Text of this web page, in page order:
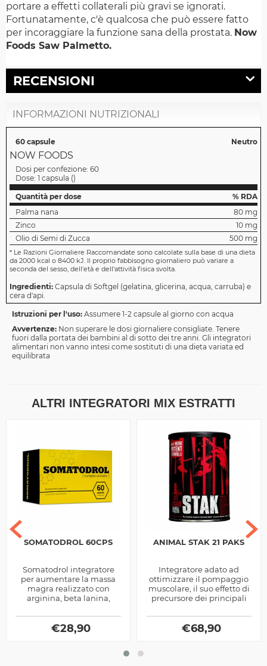
portare a effetti collaterali più gravi se ignorati.
Fortunatamente, c'è qualcosa che può essere fatto
per incoraggiare la funzione sana della prostata. Now
Foods Saw Palmetto.
RECENSIONI
INFORMAZIONI NUTRIZIONALI
60 capsule Neutro
NOW FOODS
Dosi per confezione: 60
Dose: 1 capsula ()
Quantità per dose
% RDA
Palma nana
80 mg
Zinco
10 mg
Olio di Semi di Zucca
500 mg
* Le Razioni Giornaliere Raccomandate sono calcolate sulla base di una dieta
da 2000 kcal o 8400 kJ. Il proprio fabbisogno giornaliero può variare a
seconda del sesso, dell'età e dell'attività fisica svolta.
Ingredienti: Capsula di Softgel (gelatina, glicerina, acqua, carruba) e
cera d'api.
Istruzioni per l'uso: Assumere 1-2 capsule al giorno con acqua
Avvertenze: Non superare le dosi giornaliere consigliate. Tenere
fuori dalla portata dei bambini al di sotto dei tre anni. Gli integratori
alimentari non vanno intesi come sostituti di una dieta variata ed
equilibrata
ALTRI INTEGRATORI MIX ESTRATTI
SOMATODROL 60CPS
Somatodrol integratore
per aumentare la massa
magra realizzato con
arginina, beta lanina,
stimolanti adattogeni,
fornisce energia,...
€28,90
ANIMAL STAK 21 PAKS
Integratore adato ad
ottimizzare il pompaggio
muscolare, il suo effetto di
precursore dei principali
lipolitici lo rendono uno
dei...
€68,90